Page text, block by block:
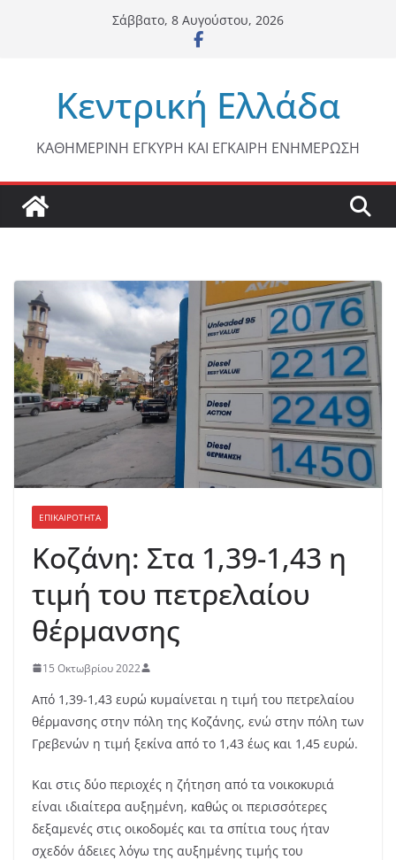
Σάββατο, 8 Αυγούστου, 2026
Κεντρική Ελλάδα
ΚΑΘΗΜΕΡΙΝΗ ΕΓΚΥΡΗ ΚΑΙ ΕΓΚΑΙΡΗ ΕΝΗΜΕΡΩΣΗ
ΕΠΙΚΑΙΡΟΤΗΤΑ
Κοζάνη: Στα 1,39-1,43 η
τιμή του πετρελαίου
θέρμανσης
15 Οκτωβρίου 2022
Από 1,39-1,43 ευρώ κυμαίνεται η τιμή του πετρελαίου
θέρμανσης στην πόλη της Κοζάνης, ενώ στην πόλη των
Γρεβενών η τιμή ξεκίνα από το 1,43 έως και 1,45 ευρώ.
Και στις δύο περιοχές η ζήτηση από τα νοικοκυριά
είναι ιδιαίτερα αυξημένη, καθώς οι περισσότερες
δεξαμενές στις οικοδομές και τα σπίτια τους ήταν
σχεδόν άδειες λόγω της αυξημένης τιμής του